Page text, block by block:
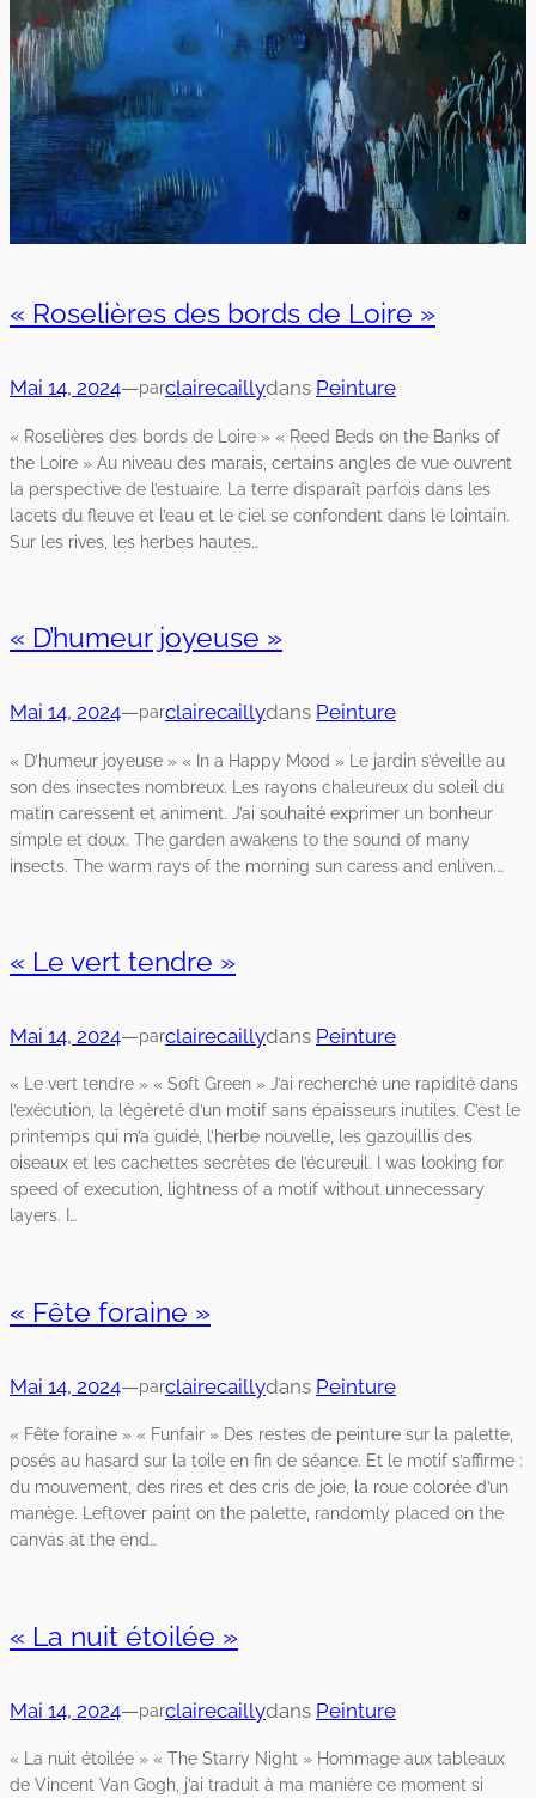
« Roselières des bords de Loire »
Mai 14, 2024—parclairecaillydans Peinture
« Roselières des bords de Loire » « Reed Beds on the Banks of
the Loire » Au niveau des marais, certains angles de vue ouvrent
la perspective de l’estuaire. La terre disparaît parfois dans les
lacets du fleuve et l’eau et le ciel se confondent dans le lointain.
Sur les rives, les herbes hautes…
« D’humeur joyeuse »
Mai 14, 2024—parclairecaillydans Peinture
« D’humeur joyeuse » « In a Happy Mood » Le jardin s’éveille au
son des insectes nombreux. Les rayons chaleureux du soleil du
matin caressent et animent. J’ai souhaité exprimer un bonheur
simple et doux. The garden awakens to the sound of many
insects. The warm rays of the morning sun caress and enliven.…
« Le vert tendre »
Mai 14, 2024—parclairecaillydans Peinture
« Le vert tendre » « Soft Green » J’ai recherché une rapidité dans
l’exécution, la légèreté d’un motif sans épaisseurs inutiles. C’est le
printemps qui m’a guidé, l’herbe nouvelle, les gazouillis des
oiseaux et les cachettes secrètes de l’écureuil. I was looking for
speed of execution, lightness of a motif without unnecessary
layers. I…
« Fête foraine »
Mai 14, 2024—parclairecaillydans Peinture
« Fête foraine » « Funfair » Des restes de peinture sur la palette,
posés au hasard sur la toile en fin de séance. Et le motif s’affirme :
du mouvement, des rires et des cris de joie, la roue colorée d’un
manège. Leftover paint on the palette, randomly placed on the
canvas at the end…
« La nuit étoilée »
Mai 14, 2024—parclairecaillydans Peinture
« La nuit étoilée » « The Starry Night » Hommage aux tableaux
de Vincent Van Gogh, j’ai traduit à ma manière ce moment si